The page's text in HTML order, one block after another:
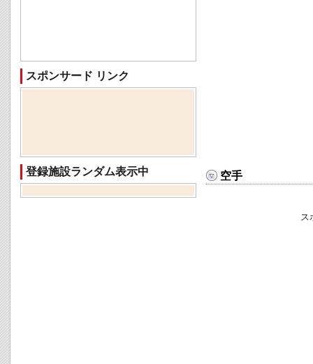
空手
ス
スポンサード リンク
登録施設ランダム表示中